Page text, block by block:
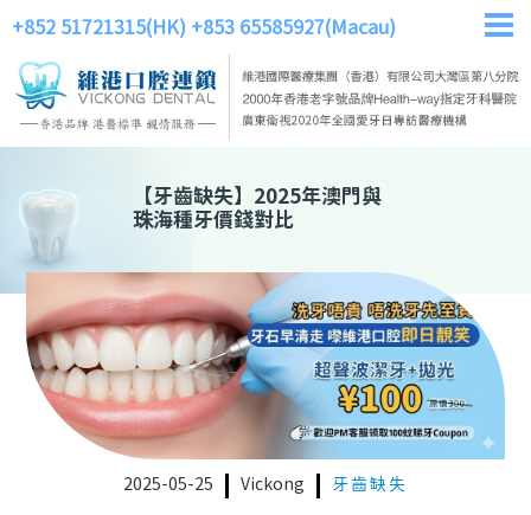
+852 51721315(HK) +853 65585927(Macau)
【牙齒缺失】 2025年澳門與
珠海種牙價錢對比
2025-05-25 Vickong 牙齒缺失